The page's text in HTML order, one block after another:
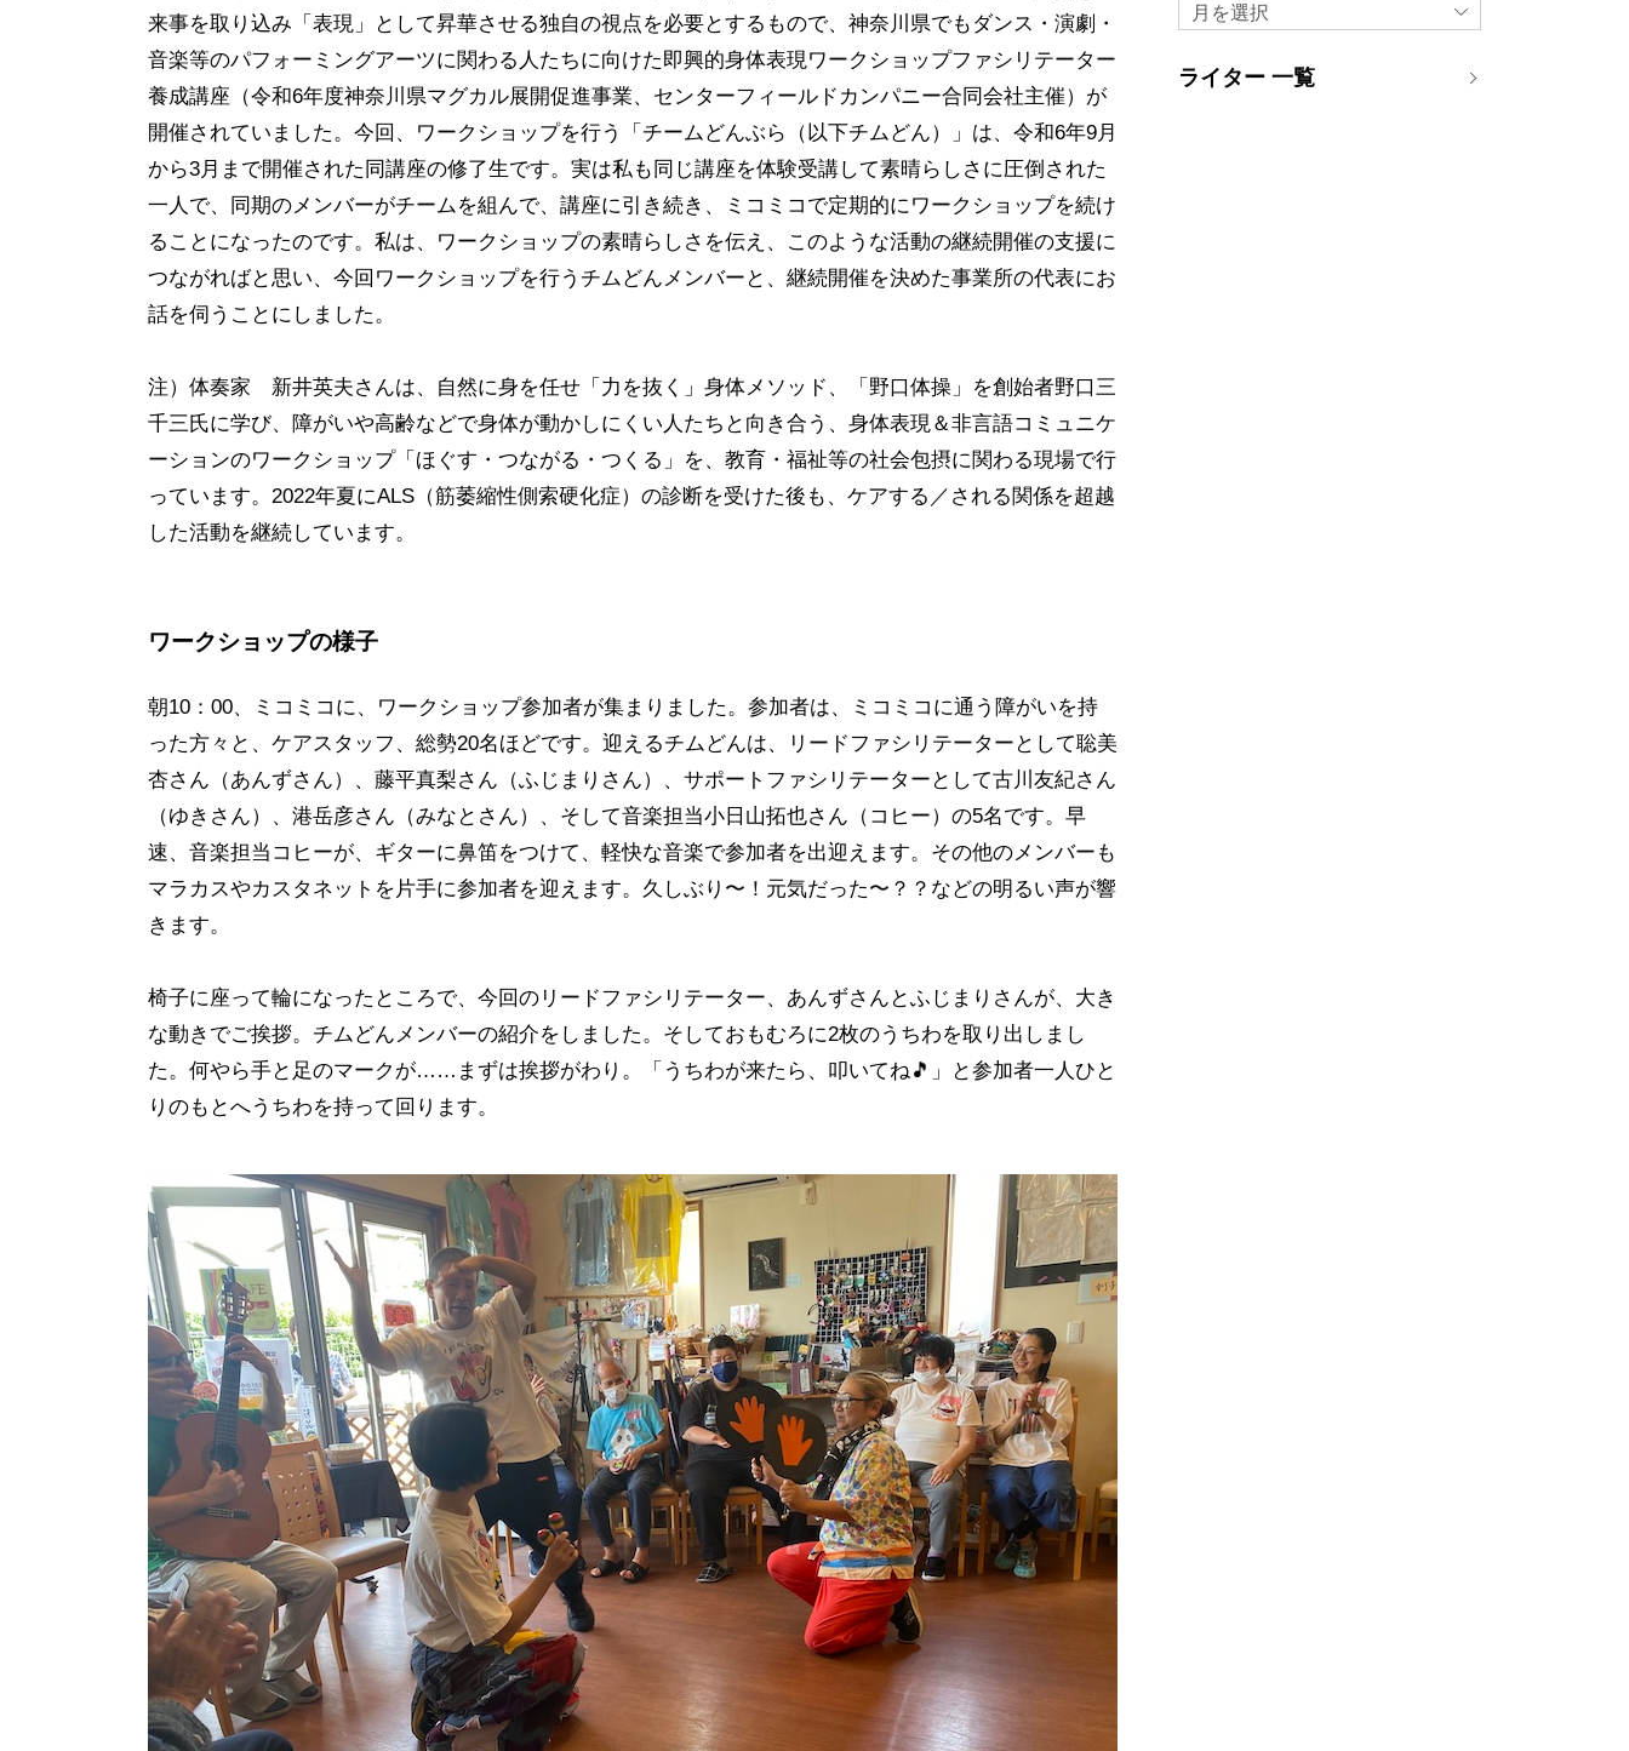
来事を取り込み「表現」として昇華させる独自の視点を必要とするもので、神奈川県でもダンス・演劇・
音楽等のパフォーミングアーツに関わる人たちに向けた即興的身体表現ワークショップファシリテーター
養成講座（令和6年度神奈川県マグカル展開促進事業、センターフィールドカンパニー合同会社主催）が
開催されていました。今回、ワークショップを行う「チームどんぶら（以下チムどん）」は、令和6年9月
から3月まで開催された同講座の修了生です。実は私も同じ講座を体験受講して素晴らしさに圧倒された
一人で、同期のメンバーがチームを組んで、講座に引き続き、ミコミコで定期的にワークショップを続け
ることになったのです。私は、ワークショップの素晴らしさを伝え、このような活動の継続開催の支援に
つながればと思い、今回ワークショップを行うチムどんメンバーと、継続開催を決めた事業所の代表にお
話を伺うことにしました。
注）体奏家 新井英夫さんは、自然に身を任せ「力を抜く」身体メソッド、「野口体操」を創始者野口三
千三氏に学び、障がいや高齢などで身体が動かしにくい人たちと向き合う、身体表現＆非言語コミュニケ
ーションのワークショップ「ほぐす・つながる・つくる」を、教育・福祉等の社会包摂に関わる現場で行
っています。2022年夏にALS（筋萎縮性側索硬化症）の診断を受けた後も、ケアする／される関係を超越
した活動を継続しています。
ワークショップの様子
朝10：00、ミコミコに、ワークショップ参加者が集まりました。参加者は、ミコミコに通う障がいを持
った方々と、ケアスタッフ、総勢20名ほどです。迎えるチムどんは、リードファシリテーターとして聡美
杏さん（あんずさん）、藤平真梨さん（ふじまりさん）、サポートファシリテーターとして古川友紀さん
（ゆきさん）、港岳彦さん（みなとさん）、そして音楽担当小日山拓也さん（コヒー）の5名です。早
速、音楽担当コヒーが、ギターに鼻笛をつけて、軽快な音楽で参加者を出迎えます。その他のメンバーも
マラカスやカスタネットを片手に参加者を迎えます。久しぶり〜！元気だった〜？？などの明るい声が響
きます。
椅子に座って輪になったところで、今回のリードファシリテーター、あんずさんとふじまりさんが、大き
な動きでご挨拶。チムどんメンバーの紹介をしました。そしておもむろに2枚のうちわを取り出しまし
た。何やら手と足のマークが……まずは挨拶がわり。「うちわが来たら、叩いてね🎵」と参加者一人ひと
りのもとへうちわを持って回ります。
月を選択
ライター 一覧